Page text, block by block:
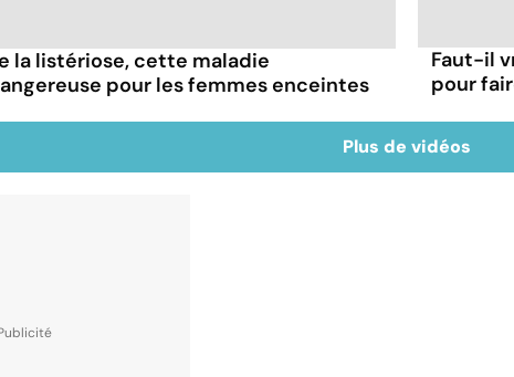
la listériose, cette maladie
pour les femmes enceintes
Faut-il
pour
Plus de vidéos